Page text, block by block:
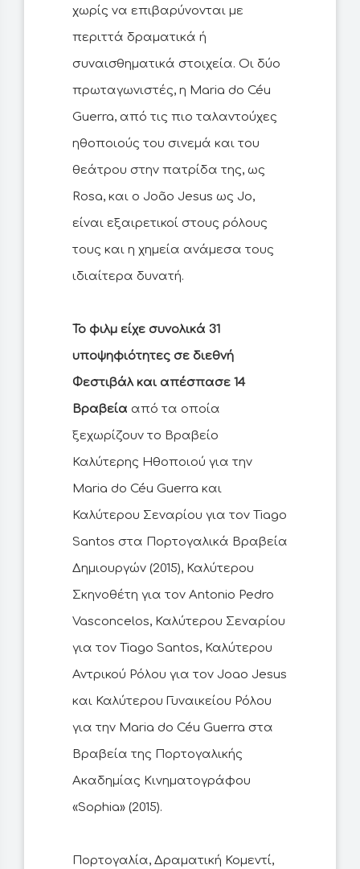
χωρίς να επιβαρύνονται με
περιττά δραματικά ή
συναισθηματικά στοιχεία. Οι δύο
πρωταγωνιστές, η Maria do Céu
Guerra, από τις πιο ταλαντούχες
ηθοποιούς του σινεμά και του
θεάτρου στην πατρίδα της, ως
Rosa, και ο João Jesus ως Jo,
είναι εξαιρετικοί στους ρόλους
τους και η χημεία ανάμεσα τους
ιδιαίτερα δυνατή.
Το φιλμ είχε συνολικά 31
υποψηφιότητες σε διεθνή
Φεστιβάλ και απέσπασε 14
Βραβεία από τα οποία
ξεχωρίζουν το Βραβείο
Καλύτερης Ηθοποιού για την
Maria do Céu Guerra και
Καλύτερου Σεναρίου για τον Tiago
Santos στα Πορτογαλικά Βραβεία
Δημιουργών (2015), Καλύτερου
Σκηνοθέτη για τον Antonio Pedro
Vasconcelos, Καλύτερου Σεναρίου
για τον Tiago Santos, Καλύτερου
Αντρικού Ρόλου για τον Joao Jesus
και Καλύτερου Γυναικείου Ρόλου
για την Maria do Céu Guerra στα
Βραβεία της Πορτογαλικής
Ακαδημίας Κινηματογράφου
«Sophia» (2015).
Πορτογαλία, Δραματική Κομεντί,